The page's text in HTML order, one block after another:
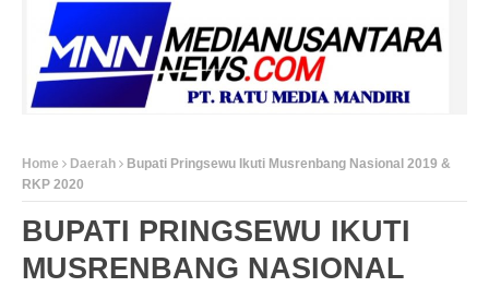
Home Daerah
Bupati Pringsewu Ikuti Musrenbang Nasional 2019 &
RKP 2020
BUPATI PRINGSEWU IKUTI
MUSRENBANG NASIONAL